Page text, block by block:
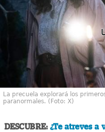
La precuela explorará los
paranormales. (Foto: X)
DESCUBRE: ¿Te atreves a